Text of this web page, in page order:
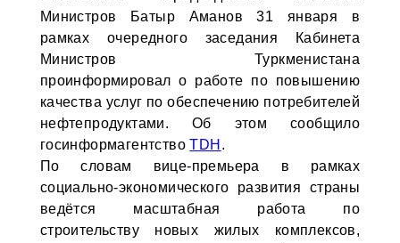
Министров Батыр Аманов 31 января в
рамках очередного заседания Кабинета
Министров Туркменистана
проинформировал о работе по повышению
качества услуг по обеспечению потребителей
нефтепродуктами. Об этом сообщило
госинформагентствоTDH .
По словам вице-премьера в рамках
социально-экономического развития страны
ведётся масштабная работа по
строительству новых жилых комплексов,